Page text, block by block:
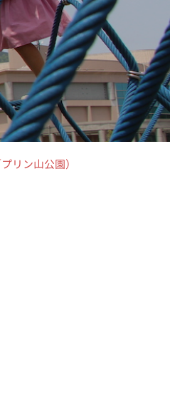
リン山公園）